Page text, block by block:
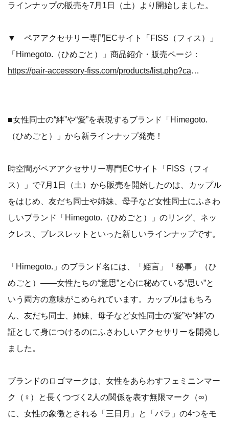
ラインナップの販売を7月1日（土）より開始しました。
▼ ペアアクセサリー専門ECサイト「FISS（フィス）」
「Himegoto.（ひめごと）」商品紹介・販売ページ：
https://pair-accessory-fiss.com/products/list.php?category_id=407
■女性同士の“絆”や“愛”を表現するブランド「Himegoto.
（ひめごと）」から新ラインナップ発売！
時空間がペアアクセサリー専門ECサイト「FISS（フィ
ス）」で7月1日（土）から販売を開始したのは、カップル
をはじめ、友だち同士や姉妹、母子など女性同士にふさわ
しいブランド「Himegoto.（ひめごと）」のリング、ネッ
クレス、ブレスレットといった新しいラインナップです。
「Himegoto.」のブランド名には、「姫言」「秘事」（ひ
めごと）――女性たちの“意思”と心に秘めている“思い”と
いう両方の意味がこめられています。カップルはもちろ
ん、友だち同士、姉妹、母子など女性同士の“愛”や“絆”の
証として身につけるのにふさわしいアクセサリーを開発し
ました。
ブランドのロゴマークは、女性をあらわすフェミニンマー
ク（♀）と長くつづく2人の関係を表す無限マーク（∞）
に、女性の象徴とされる「三日月」と「バラ」の4つをモ